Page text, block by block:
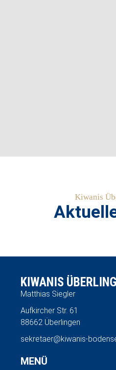
Kiwanis
KIWANIS
Matthias Siegler
Aufkircher Str. 61
88662 Überlingen
sekretaer@kiwanis-
MENÜ